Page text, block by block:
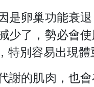
是卵巢功能衰
少了，勢必會
特別容易出現體
謝的肌肉，也